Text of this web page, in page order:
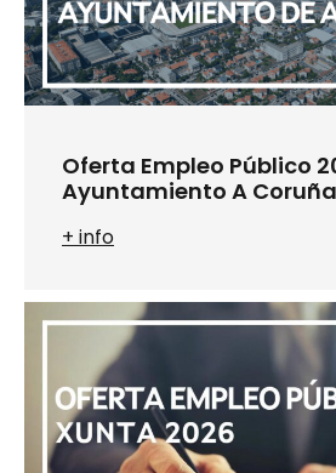
Oferta Empleo Público
Ayuntamiento A Coruña
+ info